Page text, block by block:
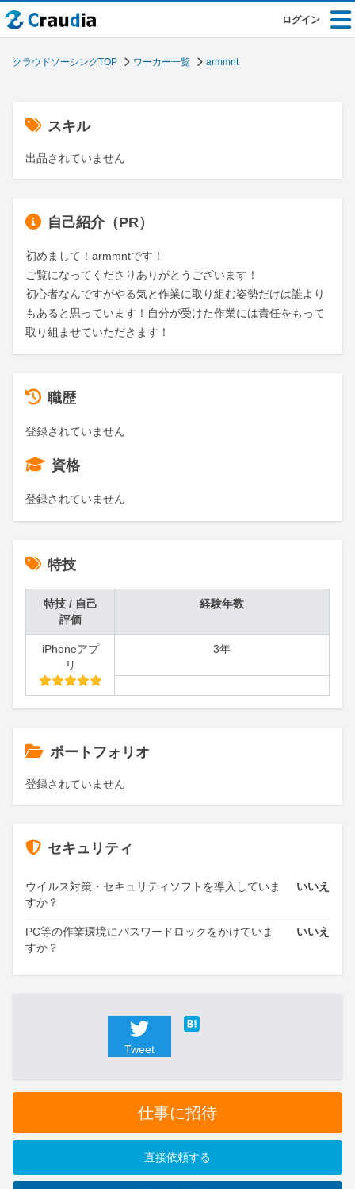
ログイン
クラウドソーシングTOP ワーカー一覧 armmnt
スキル
出品されていません
自己紹介（PR）
初めまして！armmntです！
ご覧になってくださりありがとうございます！
初心者なんですがやる気と作業に取り組む姿勢だけは誰より
もあると思っています！自分が受けた作業には責任をもって
取り組ませていただきます！
職歴
登録されていません
資格
登録されていません
特技
特技 / 自己
評価
経験年数
iPhoneアプ
リ
3年
ポートフォリオ
登録されていません
セキュリティ
ウイルス対策・セキュリティソフトを導入していま
すか？
いいえ
PC等の作業環境にパスワードロックをかけていま
すか？
いいえ
Tweet
仕事に招待
直接依頼する